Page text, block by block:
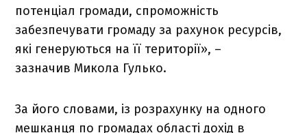
потенціал громади, спроможність
забезпечувати громаду за рахунок ресурсів,
які генеруються на її території», –
зазначив Микола Гулько.
За його словами, із розрахунку на одного
мешканця по громадах області дохід в